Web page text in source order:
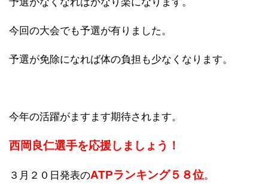
今回の大会でも予選が有りました。
予選が免除になれば体の負担も少なくなります。
今年の活躍がますます期待されます。
西岡良仁選手を応援しましょう！
３月２０日発表のATPランキング５８位。